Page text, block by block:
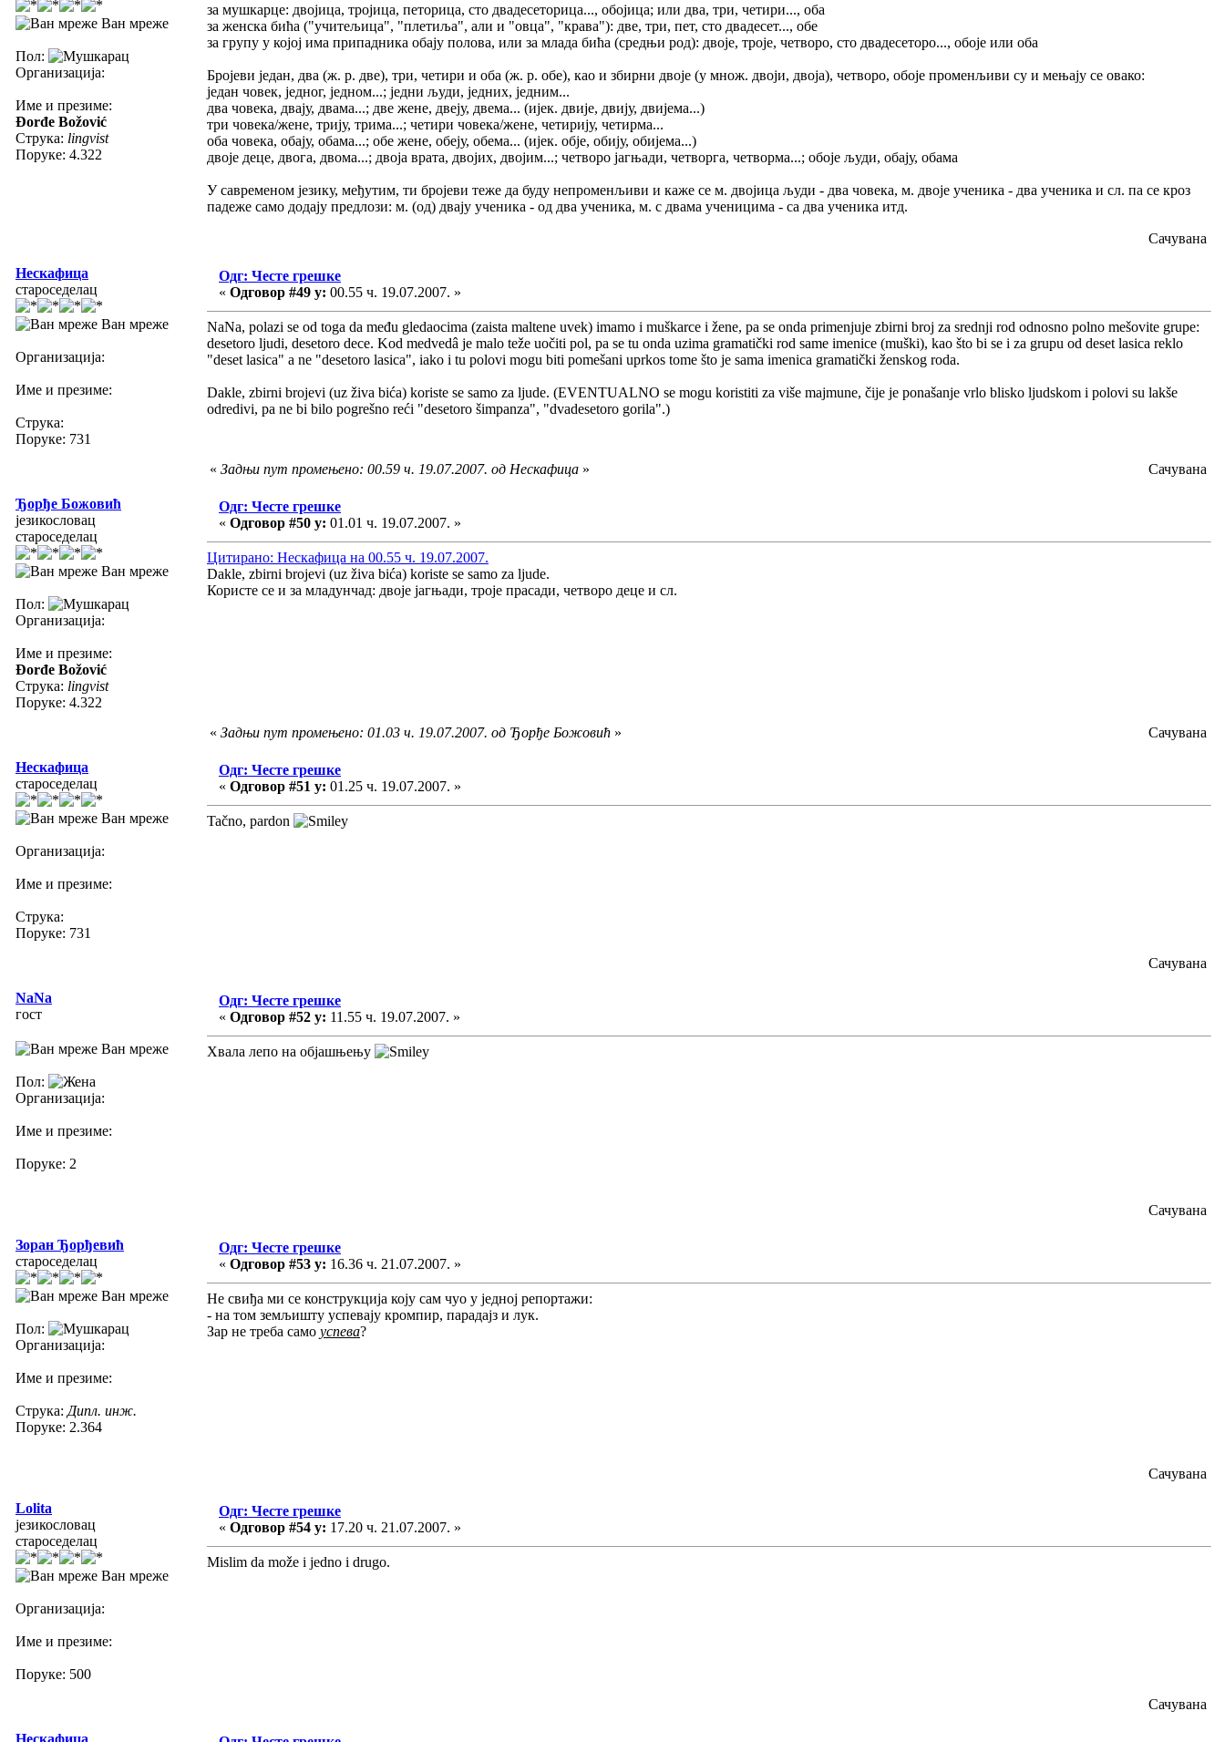
Ван мреже
Пол:
Организација:
Име и презиме:
Đorđe Božović
Струка: lingvist
Поруке: 4.322
за мушкарце: двојица, тројица, петорица, сто двадесеторица..., обојица; или два, три, четири..., оба
за женска бића ("учитељица", "плетиља", али и "овца", "крава"): две, три, пет, сто двадесет..., обе
за групу у којој има припадника обају полова, или за млада бића (средњи род): двоје, троје, четворо, сто двадесеторо..., обоје или оба
Бројеви један, два (ж. р. две), три, четири и оба (ж. р. обе), као и збирни двоје (у множ. двоји, двоја), четворо, обоје променљиви су и мењају се овако:
један човек, једног, једном...; једни људи, једних, једним...
два човека, двају, двама...; две жене, двеју, двема... (ијек. двије, двију, двијема...)
три човека/жене, трију, трима...; четири човека/жене, четирију, четирма...
оба човека, обају, обама...; обе жене, обеју, обема... (ијек. обје, обију, обијема...)
двоје деце, двога, двома...; двоја врата, двојих, двојим...; четворо јагњади, четворга, четворма...; обоје људи, обају, обама
У савременом језику, међутим, ти бројеви теже да буду непроменљиви и каже се м. двојица људи - два човека, м. двоје ученика - два ученика и сл. па се кроз
падеже само додају предлози: м. (од) двају ученика - од два ученика, м. с двама ученицима - са два ученика итд.
Сачувана
Нескафица
староседелац
Ван мреже
Организација:
Име и презиме:
Струка:
Поруке: 731
Одг: Честе грешке
« Одговор #49 у: 00.55 ч. 19.07.2007. »
NaNa, polazi se od toga da među gledaocima (zaista maltene uvek) imamo i muškarce i žene, pa se onda primenjuje zbirni broj za srednji rod odnosno polno mešovite grupe:
desetoro ljudi, desetoro dece. Kod medvedâ je malo teže uočiti pol, pa se tu onda uzima gramatički rod same imenice (muški), kao što bi se i za grupu od deset lasica reklo
"deset lasica" a ne "desetoro lasica", iako i tu polovi mogu biti pomešani uprkos tome što je sama imenica gramatički ženskog roda.
Dakle, zbirni brojevi (uz živa bića) koriste se samo za ljude. (EVENTUALNO se mogu koristiti za više majmune, čije je ponašanje vrlo blisko ljudskom i polovi su lakše
odredivi, pa ne bi bilo pogrešno reći "desetoro šimpanza", "dvadesetoro gorila".)
« Задњи пут промењено: 00.59 ч. 19.07.2007. од Нескафица » Сачувана
Ђорђе Божовић
језикословац
староседелац
Ван мреже
Пол:
Организација:
Име и презиме:
Đorđe Božović
Струка: lingvist
Поруке: 4.322
Одг: Честе грешке
« Одговор #50 у: 01.01 ч. 19.07.2007. »
Цитирано: Нескафица на 00.55 ч. 19.07.2007.
Dakle, zbirni brojevi (uz živa bića) koriste se samo za ljude.
Користе се и за младунчад: двоје јагњади, троје прасади, четворо деце и сл.
« Задњи пут промењено: 01.03 ч. 19.07.2007. од Ђорђе Божовић » Сачувана
Нескафица
староседелац
Ван мреже
Организација:
Име и презиме:
Струка:
Поруке: 731
Одг: Честе грешке
« Одговор #51 у: 01.25 ч. 19.07.2007. »
Tačno, pardon
Сачувана
NaNa
гост
Ван мреже
Пол:
Организација:
Име и презиме:
Поруке: 2
Одг: Честе грешке
« Одговор #52 у: 11.55 ч. 19.07.2007. »
Хвала лепо на објашњењу
Сачувана
Зоран Ђорђевић
староседелац
Ван мреже
Пол:
Организација:
Име и презиме:
Струка: Дипл. инж.
Поруке: 2.364
Одг: Честе грешке
« Одговор #53 у: 16.36 ч. 21.07.2007. »
Не свиђа ми се конструкција коју сам чуо у једној репортажи:
- на том земљишту успевају кромпир, парадајз и лук.
Зар не треба само успева?
Сачувана
Lolita
језикословац
староседелац
Ван мреже
Организација:
Име и презиме:
Поруке: 500
Одг: Честе грешке
« Одговор #54 у: 17.20 ч. 21.07.2007. »
Mislim da može i jedno i drugo.
Сачувана
Нескафица